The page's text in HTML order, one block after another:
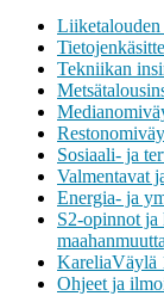
Tekniikan
Sosiaali- ja
Valmentavat
Energia- ja
S2-opinnot
KareliaVäylä
Ohjeet ja